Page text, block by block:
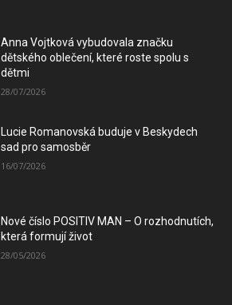
Anna Vojtková vybudovala značku
dětského oblečení, které roste spolu s
dětmi
28/07/2026
Lucie Romanovská buduje v Beskydech
sad pro samosběr
16/07/2026
Nové číslo POSITIV MAN – O rozhodnutích,
která formují život
28/05/2026